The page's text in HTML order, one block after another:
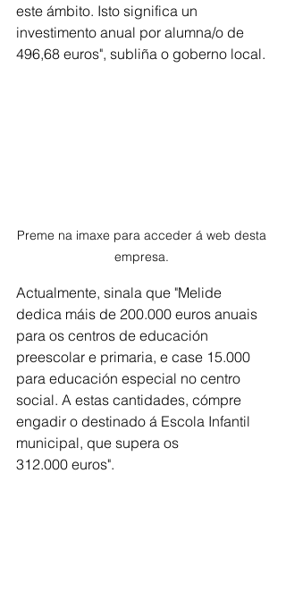
este ámbito. Isto significa un
investimento anual por alumna/o de
496,68 euros", subliña o goberno local.
Preme na imaxe para acceder á web desta
empresa.
Actualmente, sinala que "Melide
dedica máis de 200.000 euros anuais
para os centros de educación
preescolar e primaria, e case 15.000
para educación especial no centro
social. A estas cantidades, cómpre
engadir o destinado á Escola Infantil
municipal, que supera os
312.000 euros".